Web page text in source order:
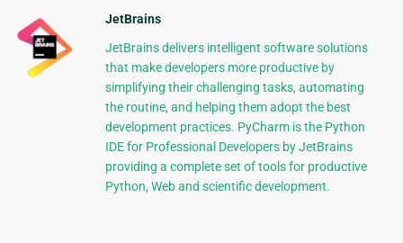
JetBrains
JetBrains delivers intelligent software solutions
that make developers more productive by
simplifying their challenging tasks, automating
the routine, and helping them adopt the best
development practices. PyCharm is the Python
IDE for Professional Developers by JetBrains
providing a complete set of tools for productive
Python, Web and scientific development.